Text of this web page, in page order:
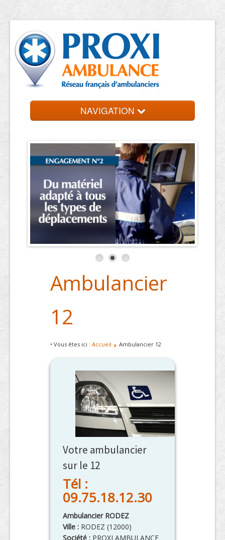
NAVIGATION
Ambulancier
12
• Vous êtes ici : Accueil Ambulancier 12
Votre ambulancier
sur le 12
Tél :
09.75.18.12.30
Ambulancier RODEZ
Ville : RODEZ (12000)
Société : PROXI AMBULANCE